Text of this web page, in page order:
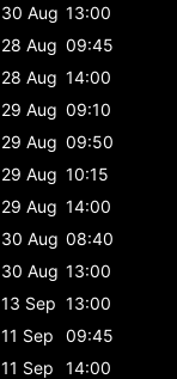
30 Aug 13:00
28 Aug 09:45
28 Aug 14:00
29 Aug 09:10
29 Aug 09:50
29 Aug 10:15
29 Aug 14:00
30 Aug 08:40
30 Aug 13:00
13 Sep 13:00
11 Sep
09:45
11 Sep
14:00